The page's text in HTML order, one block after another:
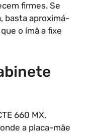
firmes. Se
basta aproximá-
o ímã a fixe
660 MX,
a placa-mãe